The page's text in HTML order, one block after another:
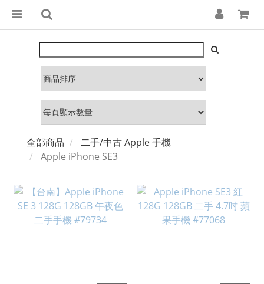
全部商品
二手/中古 Apple 手機
Apple iPhone SE3